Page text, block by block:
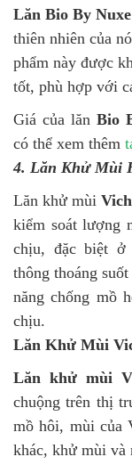
Lăn Bio By Nuxe
thiên nhiên của
phẩm này được
tốt, phù hợp với
Giá của lănBio
có thể xem thêm
4. Lăn Khử Mùi
Lăn khử mùi
kiểm soát lượng
chịu, đặc biệt ở
thông thoáng
năng chống mồ
chịu.
Lăn Khử Mùi
Lăn khử mùi
chuộng trên thị
mồ hôi, mùi của
khác, khử mùi và